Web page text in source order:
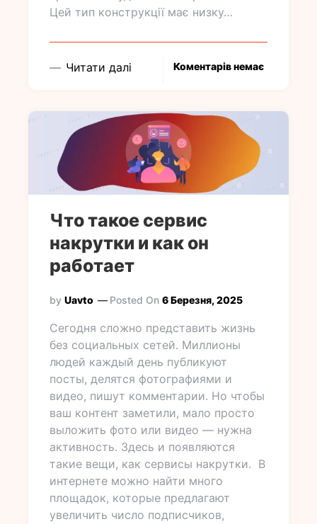
Цей тип конструкції має низку…
Читати далі Коментарів немає
Что такое сервис
накрутки и как он
работает
by Uavto Posted On 6 Березня, 2025
Сегодня сложно представить жизнь
без социальных сетей. Миллионы
людей каждый день публикуют
посты, делятся фотографиями и
видео, пишут комментарии. Но чтобы
ваш контент заметили, мало просто
выложить фото или видео — нужна
активность. Здесь и появляются
такие вещи, как сервисы накрутки. В
интернете можно найти много
площадок, которые предлагают
увеличить число подписчиков,